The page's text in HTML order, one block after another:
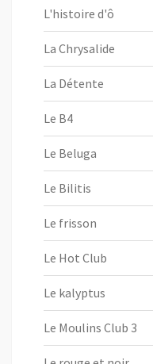
L'histoire d'ô
La Chrysalide
La Détente
Le B4
Le Beluga
Le Bilitis
Le frisson
Le Hot Club
Le kalyptus
Le Moulins Club 3